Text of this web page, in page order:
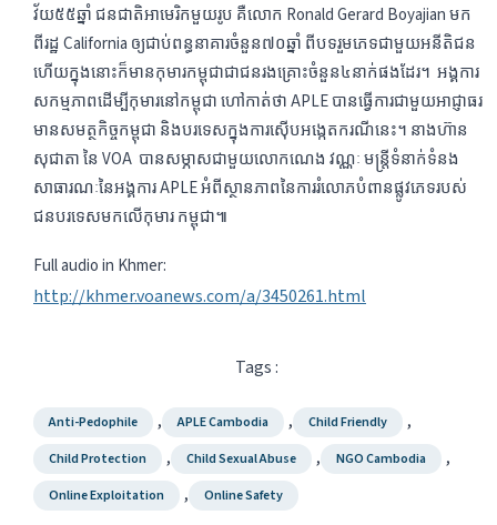
វ័យ​៥៥​ឆ្នាំ​ ​ជនជាតិ​អាមេរិក​មួយ​រូប​ គឺ​លោក​ Ronald Gerard Boyajian ​មក​
ពីរដ្ឋ​ California ​ឲ្យ​​ជាប់​ពន្ធនាគារ​ចំនួន​៧០​ឆ្នាំ​ ពី​បទរួមភេទ​ជា​មួយ​អនីតិជន​​​
ហើយ​ក្នុង​នោះ​ក៏​មាន​កុមារ​កម្ពុជា​ជា​ជន​រងគ្រោះ​ចំនួន​៤​នាក់​ផង​ដែរ។​ ​ អង្គការ​
សកម្មភាព​ដើម្បី​កុមារ​នៅ​កម្ពុជា​ ហៅ​កាត់ថា​ APLE ​​បាន​ធ្វើការ​ជា​មួយ​អាជ្ញាធរ​
មាន​សមត្ថ​កិច្ច​​កម្ពុជា​ និង​បរទេស​ក្នុង​ការ​ស៊ើប​អង្កេត​ករណី​នេះ។​ នាង​ហ៊ាន
សុជាតា​ នៃ​ VOA ​ បាន​សម្ភាស​ជាមួយ​​លោក​ណេង វណ្ណៈ​ ​មន្រ្តី​ទំនាក់​ទំនង​
សាធារណៈ​នៃ​អង្គការ​ APLE​​ អំពី​​ស្ថានភាព​នៃ​ការ​រំលោភ​បំពាន​ផ្លូវភេទ​របស់​
ជន​បរទេស​មក​លើ​កុមារ​​ កម្ពុជា៕​
Full audio in Khmer:
http://khmer.voanews.com/a/3450261.html
Tags :
Anti-Pedophile , APLE Cambodia , Child Friendly ,
Child Protection , Child Sexual Abuse , NGO Cambodia ,
Online Exploitation , Online Safety